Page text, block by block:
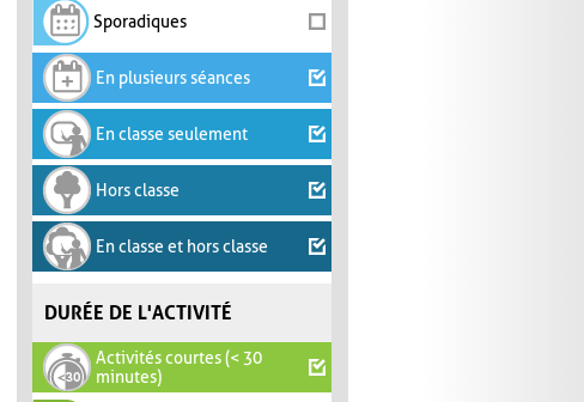
Sporadiques
En plusieurs séances
En classe seulement
Hors classe
En classe et hors classe
DURÉE DE L'ACTIVITÉ
Activités courtes (< 30
minutes)